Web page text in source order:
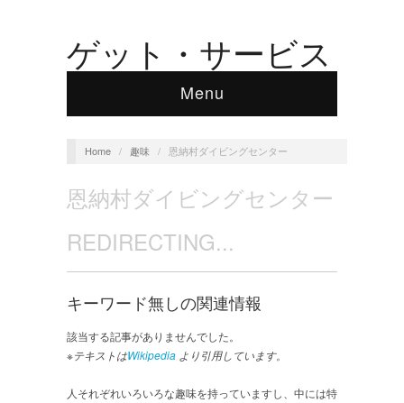
ゲット・サービス
Menu
Home / 趣味 / 恩納村ダイビングセンター
恩納村ダイビングセンター
REDIRECTING...
キーワード無しの関連情報
該当する記事がありませんでした。
※テキストはWikipedia より引用しています。
人それぞれいろいろな趣味を持っていますし、中には特